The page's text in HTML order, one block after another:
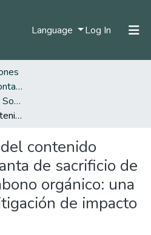
Language Log In (current)
Facultad de Ciencias Contables Económicas y Administrativas
Maestria en Desarrollo Sostenible y Medio Ambiente
Transformación del contenido ruminal de la planta de sacrificio de villapinzón, en abono orgánico: una estrategia de mitigación de impacto ambiental
contenido
de sacrificio de
orgánico: una
de impacto